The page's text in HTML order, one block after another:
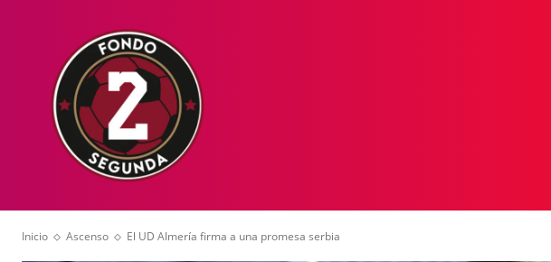
Inicio Ascenso El UD Almería firma a una promesa serbia